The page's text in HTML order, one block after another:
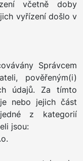
včetně doby
vyřízení došlo v
Správcem
pověřeným(i)
údajů. Za tímto
nebo jejich část
z kategorií
jsou: